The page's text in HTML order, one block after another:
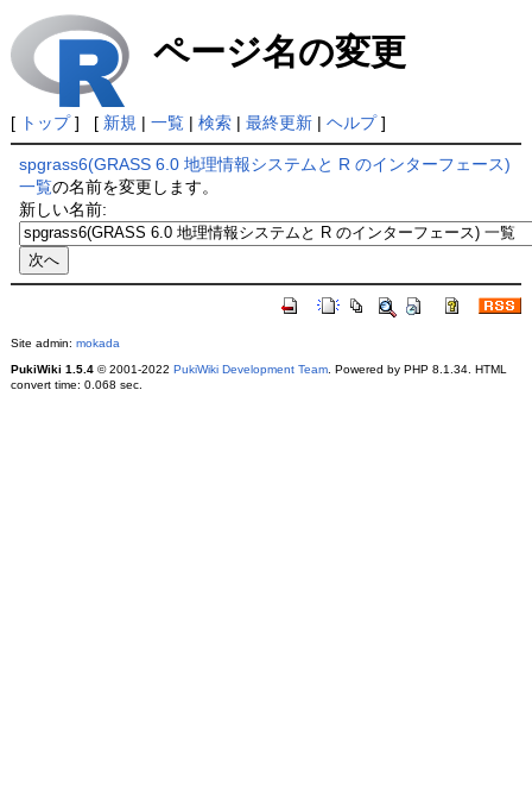
ページ名の変更
[ トップ] [ 新規 | 一覧| 検索| 最終更新| ヘルプ]
spgrass6(GRASS 6.0 地理情報システムと R のインターフェース)
一覧の名前を変更します。
新しい名前:
Site admin: mokada
PukiWiki 1.5.4© 2001-2022 PukiWiki Development Team. Powered by PHP 8.1.34. HTML
convert time: 0.068 sec.